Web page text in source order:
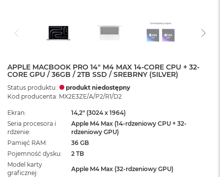
APPLE MACBOOK PRO 14" M4 MAX 14-CORE CPU + 32-
CORE GPU / 36GB / 2TB SSD / SREBRNY (SILVER)
Status produktu:
produkt niedostępny
Kod producenta: MX2E3ZE/A/P2/R1/D2
Ekran
14,2" (3024 x 1964)
Seria procesora i
rdzenie
Apple M4 Max (14-rdzeniowy CPU + 32-
rdzeniowy GPU)
Pamięć RAM
36 GB
Pojemność dysku
2 TB
Model karty
graficznej
Apple M4 Max (32-rdzeniowy GPU)